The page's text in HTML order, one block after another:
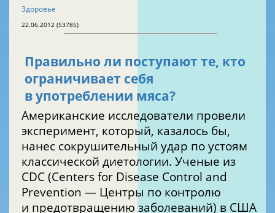
Здоровье
22.06.2012 (53785)
Правильно ли поступают те, кто
ограничивает себя
в употреблении мяса?
Американские исследователи провели
эксперимент, который, казалось бы,
нанес сокрушительный удар по устоям
классической диетологии. Ученые из
CDC (Centers for Disease Control and
Prevention — Центры по контролю
и предотвращению заболеваний) в США